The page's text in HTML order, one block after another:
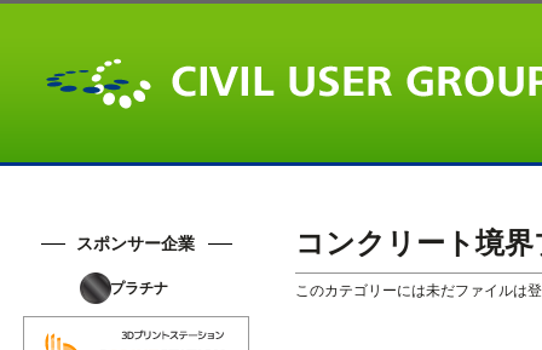
スポンサー企業
プラチナ
コンクリート境
このカテゴリーには未だファイルは